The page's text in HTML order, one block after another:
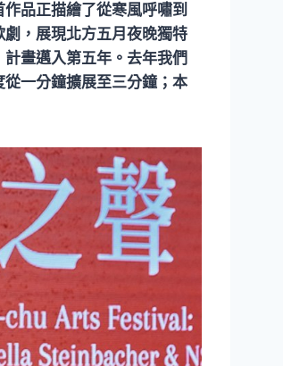
品正描繪了從寒風呼嘯到
，展現北方五月夜晚獨特
畫邁入第五年。去年我們
一分鐘擴展至三分鐘；本